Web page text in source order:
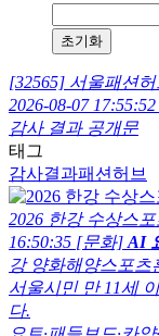
초기화
[32565] 서울패션
2026-08-07 17:55:52
감사 결과 공개문
태그
감사결과패션허브
2026 한강 수상스
16:50:35 [문화] AI
강 양화해양스포츠
서울시민 만 11세
다.